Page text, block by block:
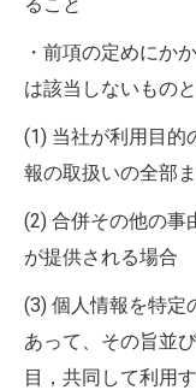
・前項の定めにか
は該当しないものと
(1) 当社が利用目的
報の取扱いの全部
(2) 合併その他の事
が提供される場合
(3) 個人情報を特定
あって、その旨並
目，共同して利用